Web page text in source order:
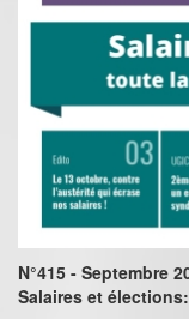
N°415 - Septembre
Salaires et